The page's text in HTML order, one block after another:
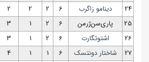
24
دینامو زاگرب 6
2
2
2
25
پاری‌سن‌ژرمن 6
2
1
3
26
اشتوتگارت 6
2
1
3
27
شاختار دونتسک 6
1
1
4